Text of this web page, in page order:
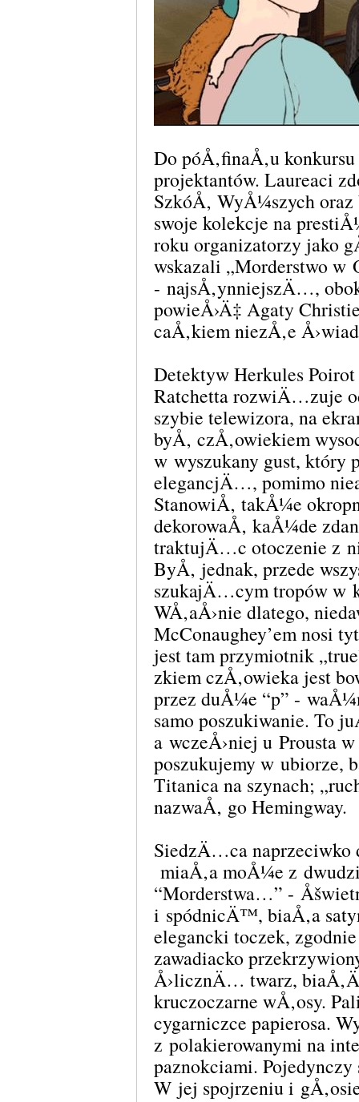
Do póÅ‚finaÅ‚u
projektantów. Laureaci
SzkóÅ‚ WyÅ¼szych
swoje kolekcje na
roku organizatorzy jako
wskazali „Morderstwo w
- najsÅ‚ynniejszÄ…,
powieÅ›Ä‡ Agaty
caÅ‚kiem niezÅ‚e
Detektyw Herkules
Ratchetta rozwiÄ…zuje
szybie telewizora, na
byÅ‚ czÅ‚owiekiem
w wyszukany gust, który
elegancjÄ…, pomimo
StanowiÅ‚ takÅ¼e
dekorowaÅ‚ kaÅ¼de
traktujÄ…c otoczenie z
ByÅ‚ jednak, przede
szukajÄ…cym tropów w
WÅ‚aÅ›nie dlatego,
McConaughey’em nosi
jest tam przymiotnik
zkiem czÅ‚owieka jest
przez duÅ¼e “p” -
samo poszukiwanie. To
a wczeÅ›niej u Prousta
poszukujemy w
Titanica na szynach;
nazwaÅ‚ go Hemingway.
SiedzÄ…ca naprzeciwko
miaÅ‚a moÅ¼e z
“Morderstwa…” -
i spódnicÄ™, biaÅ‚a
elegancki toczek,
zawadiacko
Å›licznÄ… twarz,
kruczoczarne wÅ‚osy.
cygarniczce papierosa.
z polakierowanymi na
paznokciami.
W jej spojrzeniu i